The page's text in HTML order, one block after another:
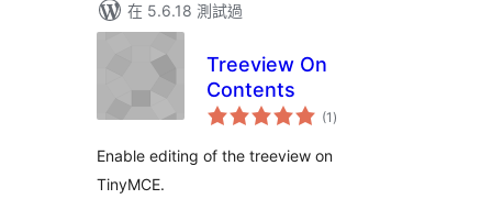
在 5.6.18 測試過
Treeview On
Contents
(1 總
評)
Enable editing of the treeview on
TinyMCE.